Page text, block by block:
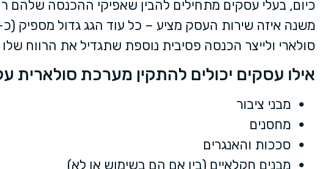
כיום, בעלי עסקים מתחילים להבין שאפיקי ההכנסה
סולארי ולייצר הכנסה פסיבית נוספת שתגדיל את הרווח
אילו עסקים יכולים להתקין מערכת סולארית
מבני ציבור
מחסנים
סככות והאנגרים
מבנים חקלאיים (בין אם הם בשימוש או לא)